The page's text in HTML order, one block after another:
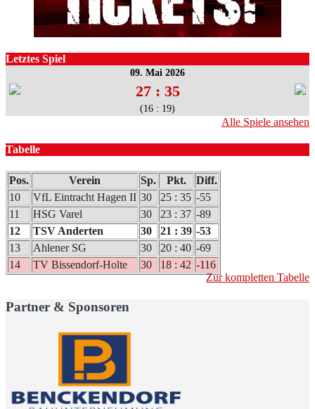
Letztes Spiel
09. Mai 2026
27 : 35
(16 : 19)
Alle Spiele ansehen
Tabelle
Pos. Verein Sp. Pkt.
Diff.
10
VfL Eintracht Hagen II 30 25 : 35 -55
11
HSG Varel 30 23 : 37 -89
12
TSV Anderten 30 21 : 39 -53
13
Ahlener SG 30 20 : 40 -69
14
TV Bissendorf-Holte 30 18 : 42 -116
Zur kompletten Tabelle
Partner & Sponsoren